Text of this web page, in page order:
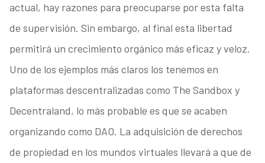
actual, hay razones para preocuparse por esta falta
de supervisión. Sin embargo, al final esta libertad
permitirá un crecimiento orgánico más eficaz y veloz.
Uno de los ejemplos más claros los tenemos en
plataformas descentralizadas como The Sandbox y
Decentraland, lo más probable es que se acaben
organizando como DAO. La adquisición de derechos
de propiedad en los mundos virtuales llevará a que de